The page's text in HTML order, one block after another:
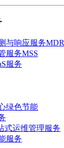
与响应服务MDR
服务MSS
服务
绿色节能
式运维管理服务
服务